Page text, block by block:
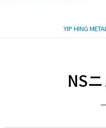
YIP HING
NS